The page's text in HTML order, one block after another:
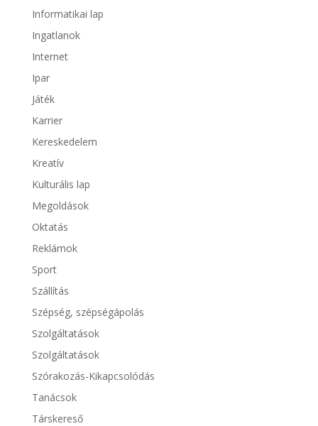
Informatikai lap
Ingatlanok
Internet
Ipar
Játék
Karrier
Kereskedelem
Kreatív
Kulturális lap
Megoldások
Oktatás
Reklámok
Sport
Szállítás
Szépség, szépségápolás
Szolgáltatások
Szolgáltatások
Szórakozás-Kikapcsolódás
Tanácsok
Társkereső